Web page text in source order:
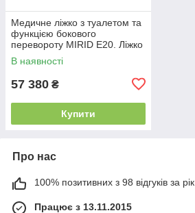
Медичне ліжко з туалетом та
функцією бокового
перевороту MIRID E20. Ліжко
для реабілітації інваліда.
В наявності
57 380 ₴
Купити
Про нас
100% позитивних з 98 відгуків за рік
Працює з 13.11.2015